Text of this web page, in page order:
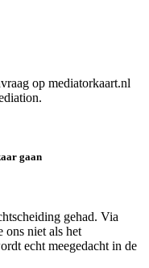
op mediatorkaart.nl
gaan
gehad. Via
ons niet als het
echt meegedacht in de